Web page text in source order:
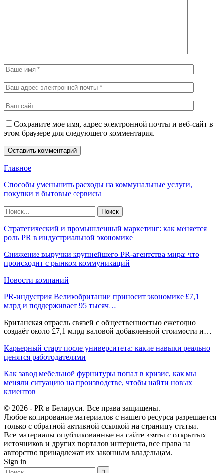
Сохраните мое имя, адрес электронной почты и веб-сайт в
этом браузере для следующего комментария.
Главное
Способы уменьшить расходы на коммунальные услуги,
покупки и бытовые сервисы
Стратегический и промышленный маркетинг: как меняется
роль PR в индустриальной экономике
Снижение выручки крупнейшего PR-агентства мира: что
происходит с рынком коммуникаций
Новости компаний
PR-индустрия Великобритании приносит экономике £7,1
млрд и поддерживает 95 тысяч…
Британская отрасль связей с общественностью ежегодно
создаёт около £7,1 млрд валовой добавленной стоимости и…
Карьерный старт после университета: какие навыки реально
ценятся работодателями
Как завод мебельной фурнитуры попал в кризис, как мы
меняли ситуацию на производстве, чтобы найти новых
клиентов
© 2026 - PR в Беларуси. Все права защищены.
Любое копирование материалов с нашего ресурса разрешается
только с обратной активной ссылкой на страницу статьи.
Все материалы опубликованные на сайте взяты с открытых
источников и других порталов интернета, все права на
авторство принадлежат их законным владельцам.
Sign in